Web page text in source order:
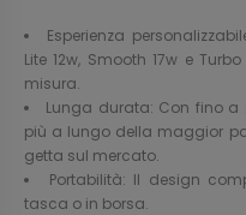
Esperienza
Lite 12w, Smooth 17w e
misura.
Lunga durata: Con fino
più a lungo della maggior
getta sul mercato.
Portabilità: Il design
tasca o in borsa.